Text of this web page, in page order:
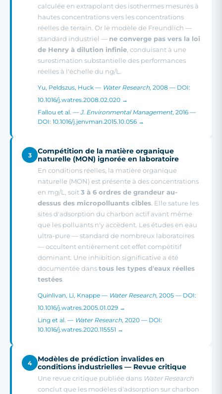
calculée en extrapolant des isothermes mesurés à
hautes concentrations vers les concentrations
réelles de terrain. Or le modèle de Freundlich —
standard industriel — ne converge pas vers la loi
de Henry à dilution infinie , conduisant à une
surestimation substantielle des performances
réelles à l'échelle du ng/L.
Yu, Peldszus, Huck — Water Research, 2008 — DOI:
10.1016/j.watres.2008.02.020 →
Fallou et al. — J. Environmental Management, 2016 —
DOI: 10.1016/j.jenvman.2015.10.056 →
3
Compétition de la matière organique
naturelle (MON) ignorée en laboratoire
En conditions réelles, la matière organique
naturelle (MON) est présente à des concentrations
en mg/L, soit3 à 6 ordres de grandeur au-
dessus des micropolluants cibles . Elle sature les
sites d'adsorption du charbon actif avant même
que les polluants n'y accèdent. Les études en eau
ultra-pure — standard de nombreux laboratoires
— occultent entièrement cet effet compétitif
dominant. Une inhibition significative a été
documentée danstous les types d'eaux réelles
testées
Quinlivan, Li, Knappe — Water Research, 2005 — DOI:
10.1016/j.watres.2005.01.029 →
Ling et al. — Water Research, 2020 — DOI:
10.1016/j.watres.2020.115551 →
4
Modèles de prédiction invalides en
conditions industrielles — Revue critique
Une revue critique publiée dans Water Research
conclut que les modèles d'adsorption sur charbon